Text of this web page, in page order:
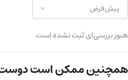
هنوز بررسی‌ای ثبت نشده است.
همچنین ممکن است دوست